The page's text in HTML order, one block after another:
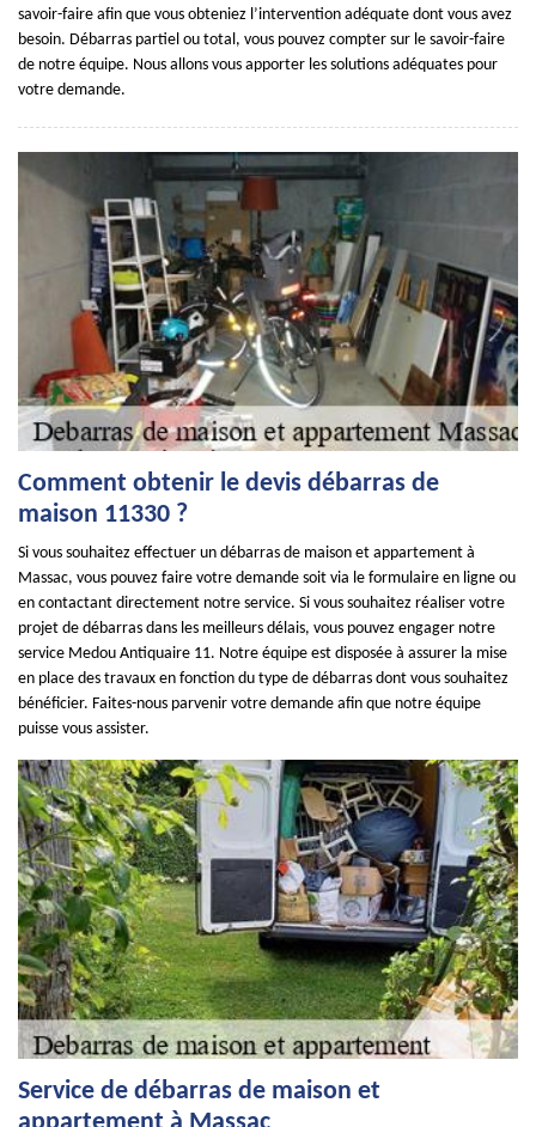
savoir-faire afin que vous obteniez l’intervention adéquate dont vous avez
besoin. Débarras partiel ou total, vous pouvez compter sur le savoir-faire
de notre équipe. Nous allons vous apporter les solutions adéquates pour
votre demande.
Comment obtenir le devis débarras de
maison 11330 ?
Si vous souhaitez effectuer un débarras de maison et appartement à
Massac, vous pouvez faire votre demande soit via le formulaire en ligne ou
en contactant directement notre service. Si vous souhaitez réaliser votre
projet de débarras dans les meilleurs délais, vous pouvez engager notre
service Medou Antiquaire 11. Notre équipe est disposée à assurer la mise
en place des travaux en fonction du type de débarras dont vous souhaitez
bénéficier. Faites-nous parvenir votre demande afin que notre équipe
puisse vous assister.
Service de débarras de maison et